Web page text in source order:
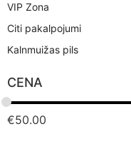
VIP Zona
Citi pakalpojumi
Kalnmuižas pils
CENA
€50.00